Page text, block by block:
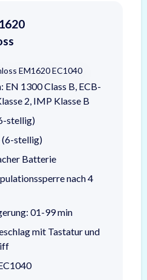
1300 Class B, ECB-
2, IMP Klasse B
stellig)
(6-stellig)
Batterie
nach 4
01-99 min
mit Tastatur und